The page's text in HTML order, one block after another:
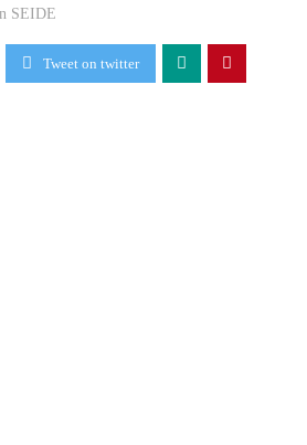
SEIDE
Tweet on twitter